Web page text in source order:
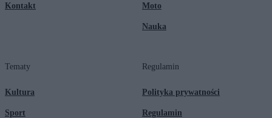
Kontakt Moto
Nauka
Tematy
Kultura
Sport
Regulamin
Polityka prywatności
Regulamin